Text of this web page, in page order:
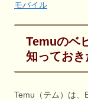
モバイル
Temuのベ
知ってお
Temu（テム）は、